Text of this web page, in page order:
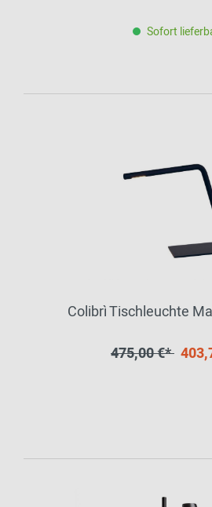
Sofort
Colibrì Tischleuchte
475,00 €*